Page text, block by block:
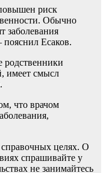
риск
Обычно
заболевания
Есаков.
имеет смысл
что врачом
целях. О
спрашивайте у
не занимайтесь